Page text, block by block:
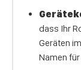
dass Ihr
Geräten
Namen für